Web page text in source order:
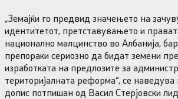
„Земајќи го предвид значењето на
идентитетот, претставувањето и
национално малцинство во Албанија,
препораки сериозно да бидат земени
изработката на предлозите за
територијалната реформа“, се
допис потпишан од Васил Стерјовски